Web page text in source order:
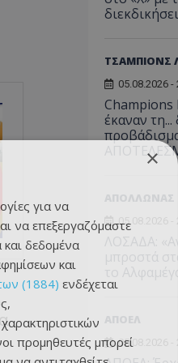
ΤΣΑΜΠΙΟΝΣ
05.08.2026 -
Champions
έκαναν
05.08.2026 -
ΛΟΣΑΔΑ:
μπροστά
το
05.08.2026 -
×
για να
να επεξεργαζόμαστε
δεδομένα
και
(1884) ενδέχεται
προμηθευτές μπορεί